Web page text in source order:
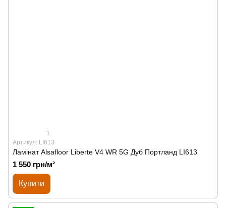
1
Артикул: LI613
Ламінат Alsafloor Liberte V4 WR 5G Дуб Портланд LI613
1 550 грн/м²
Купити